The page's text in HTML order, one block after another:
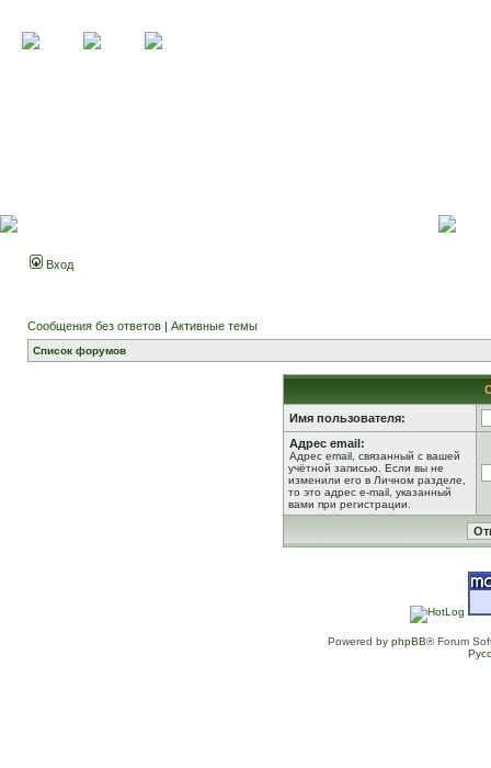
Вход
Сообщения без ответов | Активные темы
Список форумов
Имя пользователя:
Адрес email:
Адрес email, связанный с вашей
учётной записью. Если вы не
изменили его в Личном разделе,
то это адрес e-mail, указанный
вами при регистрации.
Powered by phpBB® Forum